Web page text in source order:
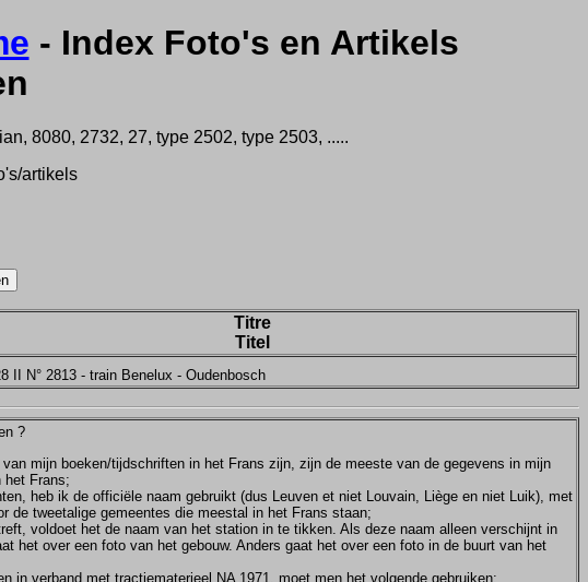
- Index Foto's en Artikels
8080, 2732, 27, type 2502, type 2503, .....
artikels
Titre
Titel
II N° 2813 - train Benelux - Oudenbosch
?
mijn boeken/tijdschriften in het Frans zijn, zijn de meeste van de gegevens in mijn
het Frans;
heb ik de officiële naam gebruikt (dus Leuven et niet Louvain, Liège en niet Luik), met
de tweetalige gemeentes die meestal in het Frans staan;
voldoet het de naam van het station in te tikken. Als deze naam alleen verschijnt in
het over een foto van het gebouw. Anders gaat het over een foto in de buurt van het
in verband met tractiematerieel NA 1971, moet men het volgende gebruiken: